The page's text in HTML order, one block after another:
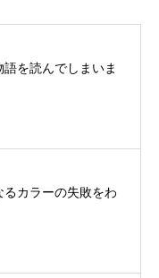
を読んでしまいま
カラーの失敗をわ